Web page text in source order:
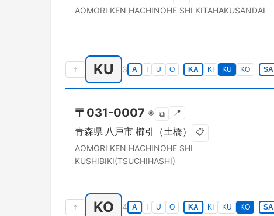
AOMORI KEN HACHINOHE SHI KITAHAKUSANDAI
↑ KU 3 A U O KA KI KU KO SA
〒 031-0007 ※ ⧉ 📍
青森県 八戸市 櫛引（土橋） 📋
AOMORI KEN HACHINOHE SHI
KUSHIBIKI(TSUCHIHASHI)
↑ KO 4 A U O KA KI KU KO SA